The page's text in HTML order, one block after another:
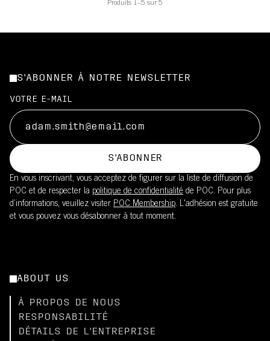
Produits 1–5 sur 5
S'ABONNER À NOTRE NEWSLETTER
VOTRE E-MAIL
S'ABONNER
En vous inscrivant, vous acceptez de figurer sur la liste de diffusion de
POC et de respecter la politique de confidentialité de POC. Pour plus
d’informations, veuillez visiter POC Membership. L'adhésion est gratuite
et vous pouvez vous désabonner à tout moment.
ABOUT US
À PROPOS DE NOUS
RESPONSABILITÉ
DÉTAILS DE L'ENTREPRISE